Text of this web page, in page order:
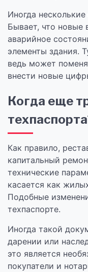
Иногда
Бывает, что новые
аварийное
элементы здания.
ведь может
внести новые
Когда еще
Как правило,
капитальный
технические
касается как
Подобные
техпаспорте.
Иногда такой
дарении или
это является
покупатели и